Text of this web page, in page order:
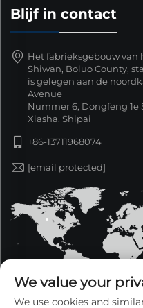
Blijf in contact
Het fabrieksgebouw van
Shiwan, Boluo County,
is gelegen aan de
Avenue
Nummer 6, Dongfeng 1e
Xiasha, Shipai
+86-13711968074
[email protected]
We value your
We use cookies and